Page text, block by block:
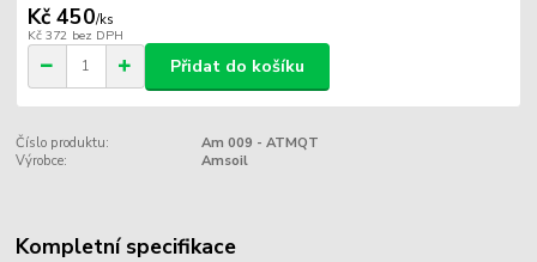
Kč 450/ks
Kč 372 bez DPH
Přidat do košíku
Číslo produktu:
Am 009 - ATMQT
Výrobce:
Amsoil
Kompletní specifikace